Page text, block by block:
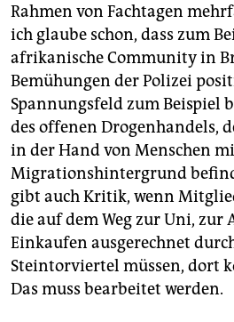
Rahmen von Fachtagen
ich glaube schon, dass zum
afrikanische Community in
Bemühungen der Polizei
Spannungsfeld zum Beispiel
des offenen Drogenhandels,
in der Hand von Menschen
Migrationshintergrund
gibt auch Kritik, wenn
die auf dem Weg zur Uni, zur
Einkaufen ausgerechnet
Steintorviertel müssen, dort
Das muss bearbeitet werden.